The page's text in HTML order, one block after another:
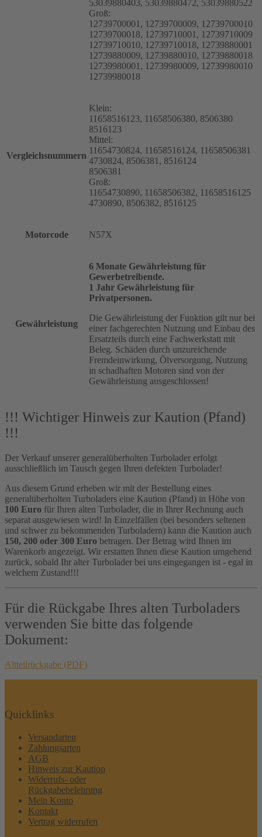
53039880403, 53039880472, 53039880522
Groß:
12739700001, 12739700009, 12739700010
12739700018, 12739710001, 12739710009
12739710010, 12739710018, 12739880001
12739880009, 12739880010, 12739880018
12739980001, 12739980009, 12739980010
12739980018
Vergleichsnummern
Klein:
11658516123, 11658506380, 8506380
8516123
Mittel:
11654730824, 11658516124, 11658506381
4730824, 8506381, 8516124
8506381
Groß:
11654730890, 11658506382, 11658516125
4730890, 8506382, 8516125
Motorcode N57X
Gewährleistung
6 Monate Gewährleistung für
Gewerbetreibende.
1 Jahr Gewährleistung für
Privatpersonen.
Die Gewährleistung der Funktion gilt nur bei
einer fachgerechten Nutzung und Einbau des
Ersatzteils durch eine Fachwerkstatt mit
Beleg. Schäden durch unzureichende
Fremdeinwirkung, Ölversorgung, Nutzung
in schadhaften Motoren sind von der
Gewährleistung ausgeschlossen!
!!! Wichtiger Hinweis zur Kaution (Pfand)
!!!
Der Verkauf unserer generalüberholten Turbolader erfolgt
ausschließlich im Tausch gegen Ihren defekten Turbolader!
Aus diesem Grund erheben wir mit der Bestellung eines
generalüberholten Turboladers eine Kaution (Pfand) in Höhe von
100 Euro für Ihren alten Turbolader, die in Ihrer Rechnung auch
separat ausgewiesen wird! In Einzelfällen (bei besonders seltenen
und schwer zu bekommenden Turboladern) kann die Kaution auch
150, 200 oder 300 Euro betragen. Der Betrag wird Ihnen im
Warenkorb angezeigt. Wir erstatten Ihnen diese Kaution umgehend
zurück, sobald Ihr alter Turbolader bei uns eingegangen ist - egal in
welchem Zustand!!!
Für die Rückgabe Ihres alten Turboladers
verwenden Sie bitte das folgende
Dokument:
Altteilrückgabe (PDF)
Quicklinks
Versandarten
Zahlungsarten
AGB
Hinweis zur Kaution
Widerrufs- oder
Rückgabebelehrung
Mein Konto
Kontakt
Vertrag widerrufen